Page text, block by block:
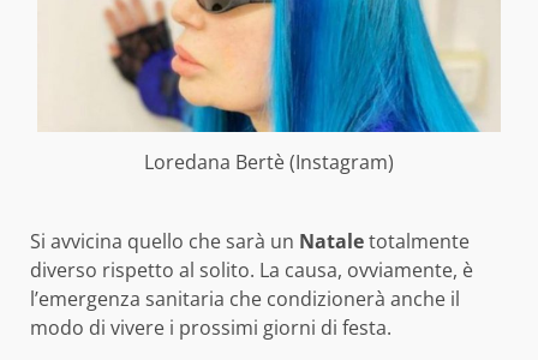
Loredana Bertè (Instagram)
Si avvicina quello che sarà un Nataletotalmente
diverso rispetto al solito. La causa, ovviamente, è
l’emergenza sanitaria che condizionerà anche il
modo di vivere i prossimi giorni di festa.